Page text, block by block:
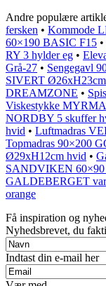
Andre populære
fersken • Kommode
60×190 BASIC F15 •
RY 3 hylder eg •
Grå-27 • Sengegavl
SIVERT
DREAMZONE •
Viskestykke
NORDBY 5 skuffer
hvid • Luftmadras
Topmadras 90×200
Ø29xH12cm hvid •
SANDVIKEN 60×90
GALDEBERGET
orange
Få inspiration og
Nyhedsbrevet, du
Indtast din e-mail her